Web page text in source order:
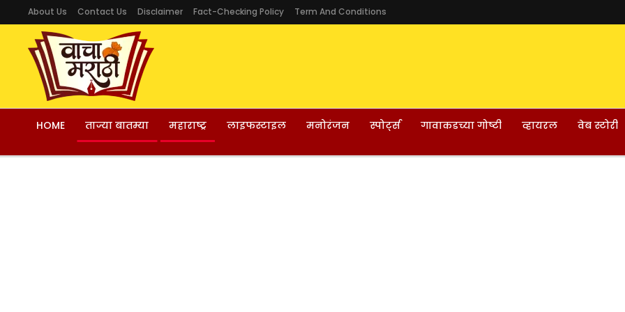
About Us Contact Us Disclaimer Fact-Checking Policy Term And Conditions
HOME ताज्या बातम्या महाराष्ट्र लाइफस्टाइल मनोरंजन स्पोर्ट्स गावाकडच्या गोष्टी व्हायरल वेब स्टोरी